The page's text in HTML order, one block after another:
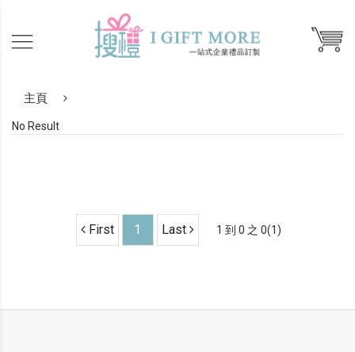
主頁
No Result
First 1 Last 1 到 0 之 0(1)